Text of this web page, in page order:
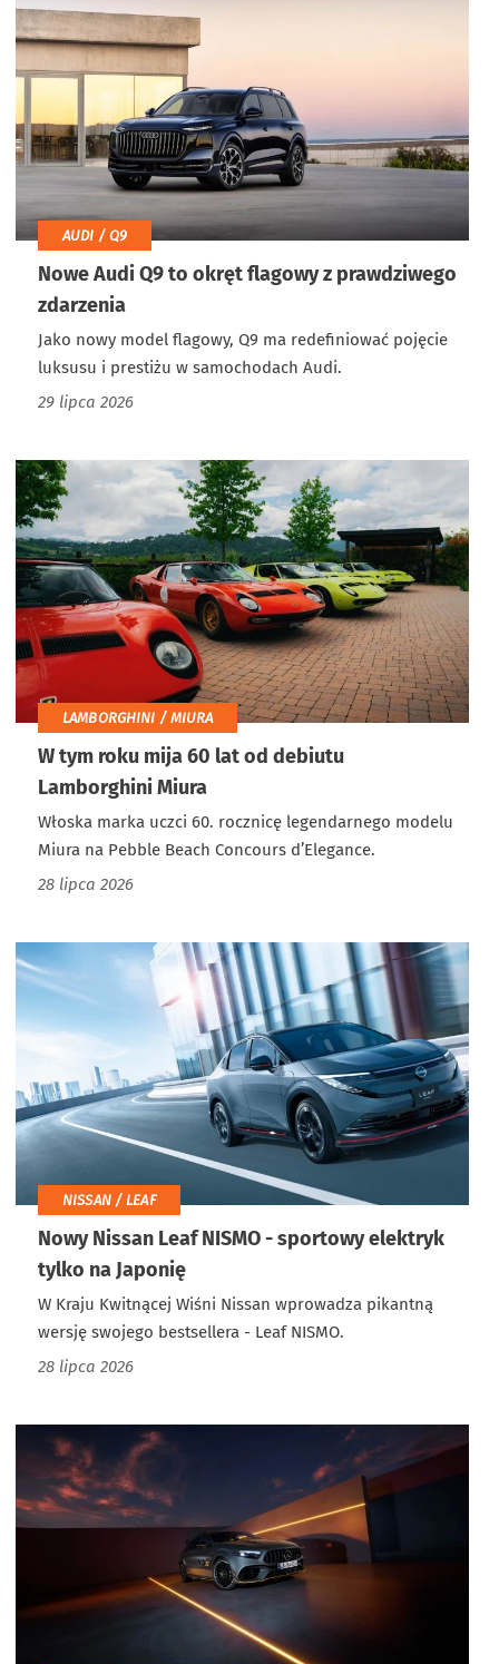
AUDI / Q9
Nowe Audi Q9 to okręt flagowy z prawdziwego
zdarzenia
Jako nowy model flagowy, Q9 ma redefiniować pojęcie
luksusu i prestiżu w samochodach Audi.
29 lipca 2026
LAMBORGHINI / MIURA
W tym roku mija 60 lat od debiutu
Lamborghini Miura
Włoska marka uczci 60. rocznicę legendarnego modelu
Miura na Pebble Beach Concours d’Elegance.
28 lipca 2026
NISSAN / LEAF
Nowy Nissan Leaf NISMO - sportowy elektryk
tylko na Japonię
W Kraju Kwitnącej Wiśni Nissan wprowadza pikantną
wersję swojego bestsellera - Leaf NISMO.
28 lipca 2026